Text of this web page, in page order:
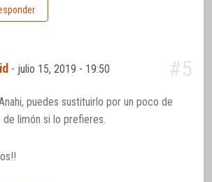
- julio 15, 2019 - 19:50 #5
puedes sustituirlo por un poco de
de limón si lo prefieres.